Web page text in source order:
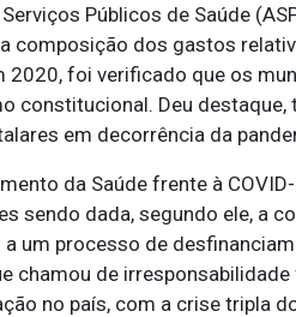
Públicos de Saúde
composição dos gastos
2020, foi verificado que os
constitucional. Deu destaque,
em decorrência da
da Saúde frente à
sendo dada, segundo ele, a
um processo de
chamou de irresponsabilidade
no país, com a crise tripla